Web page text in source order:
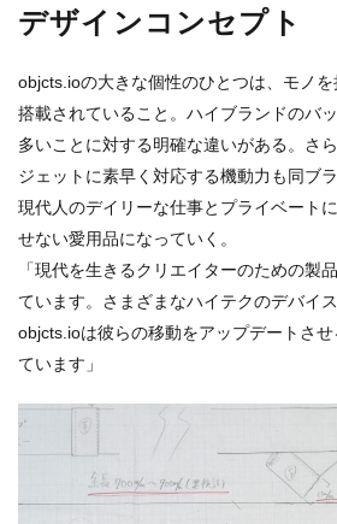
デザインコンセプト
objcts.ioの大きな個性のひとつは、モノ
搭載されていること。ハイブランドのバ
多いことに対する明確な違いがある。さ
ジェットに素早く対応する機動力も同ブ
現代人のデイリーな仕事とプライベート
せない愛用品になっていく。
「現代を生きるクリエイターのための製
ています。さまざまなハイテクのデバイ
objcts.ioは彼らの移動をアップデートさ
ています」